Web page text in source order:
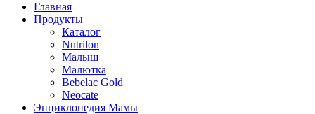
Главная
Продукты
Каталог
Nutrilon
Малыш
Малютка
Bebelac Gold
Neocate
Энциклопедия Мамы